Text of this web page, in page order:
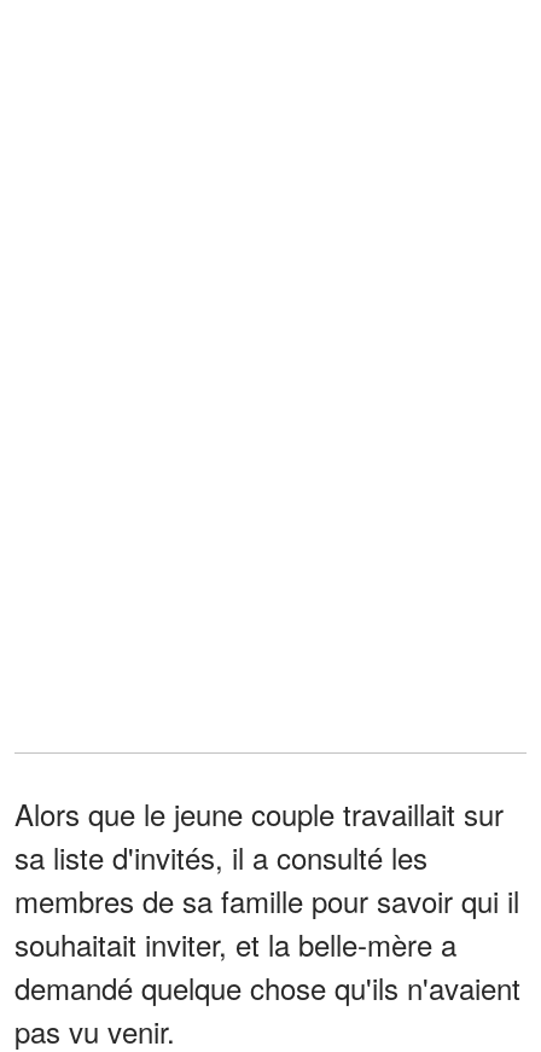
Alors que le jeune couple travaillait sur
sa liste d'invités, il a consulté les
membres de sa famille pour savoir qui il
souhaitait inviter, et la belle-mère a
demandé quelque chose qu'ils n'avaient
pas vu venir.